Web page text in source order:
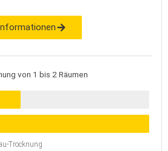
von 1 bis 2 Räumen
Trocknung